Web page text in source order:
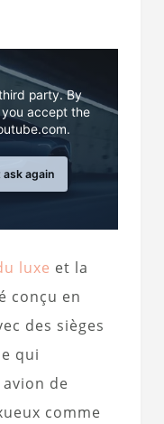
party. By
accept the
ask again
luxe et la
conçu en
des sièges
qui
de
comme